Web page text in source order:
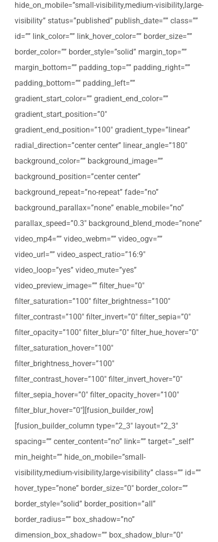
hide_on_mobile=”small-visibility,medium-visibility,large-
visibility” status=”published” publish_date=”” class=””
id=”” link_color=”” link_hover_color=”” border_size=””
border_color=”” border_style=”solid” margin_top=””
margin_bottom=”” padding_top=”” padding_right=””
padding_bottom=”” padding_left=””
gradient_start_color=”” gradient_end_color=””
gradient_start_position=”0″
gradient_end_position=”100″ gradient_type=”linear”
radial_direction=”center center” linear_angle=”180″
background_color=”” background_image=””
background_position=”center center”
background_repeat=”no-repeat” fade=”no”
background_parallax=”none” enable_mobile=”no”
parallax_speed=”0.3″ background_blend_mode=”none”
video_mp4=”” video_webm=”” video_ogv=””
video_url=”” video_aspect_ratio=”16:9″
video_loop=”yes” video_mute=”yes”
video_preview_image=”” filter_hue=”0″
filter_saturation=”100″ filter_brightness=”100″
filter_contrast=”100″ filter_invert=”0″ filter_sepia=”0″
filter_opacity=”100″ filter_blur=”0″ filter_hue_hover=”0″
filter_saturation_hover=”100″
filter_brightness_hover=”100″
filter_contrast_hover=”100″ filter_invert_hover=”0″
filter_sepia_hover=”0″ filter_opacity_hover=”100″
filter_blur_hover=”0″][fusion_builder_row]
[fusion_builder_column type=”2_3″ layout=”2_3″
spacing=”” center_content=”no” link=”” target=”_self”
min_height=”” hide_on_mobile=”small-
visibility,medium-visibility,large-visibility” class=”” id=””
hover_type=”none” border_size=”0″ border_color=””
border_style=”solid” border_position=”all”
border_radius=”” box_shadow=”no”
dimension_box_shadow=”” box_shadow_blur=”0″